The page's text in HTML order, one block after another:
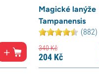
Magické lanýže
Tampanensis
(882)
340Kč
204Kč